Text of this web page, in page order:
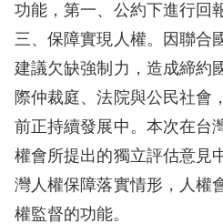
網
站
安
全
政
策
隱
功能，第一、公約下進行回
三、保障實現人權。因聯合
建議欠缺強制力，造成締約
際仲裁庭、法院與公民社會
前正持續發展中。本次在台
權會所提出的獨立評估意見
灣人權保障落實情形，人權
權監督的功能。